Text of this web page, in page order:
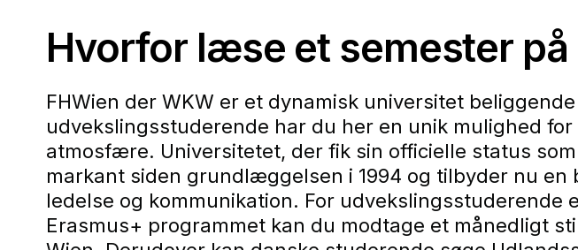
Hvorfor læse et semester på
FHWien der WKW er et dynamisk universitet
udvekslingsstuderende har du her en unik mulighed
atmosfære. Universitetet, der fik sin officielle status
markant siden grundlæggelsen i 1994 og tilbyder nu
ledelse og kommunikation. For
Erasmus+ programmet kan du modtage et månedligt